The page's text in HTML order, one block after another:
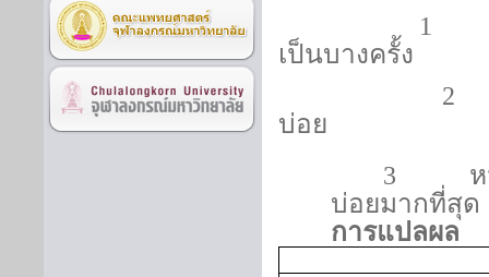
1
เป็นบางครั้ง
2
บ่อย
3 หมา
บ่อยมากที่สุด
การแปลผล